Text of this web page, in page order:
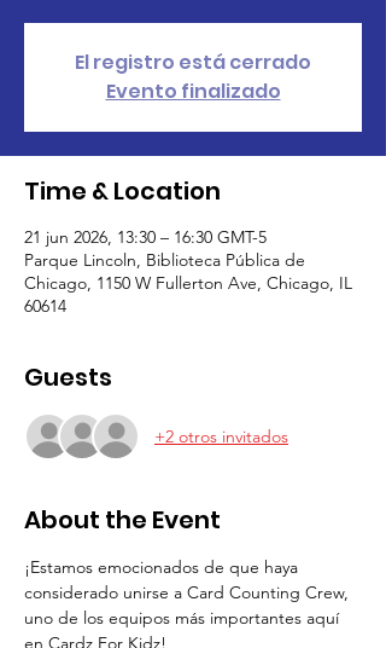
El registro está cerrado
Evento finalizado
Time & Location
21 jun 2026, 13:30 – 16:30 GMT-5
Parque Lincoln, Biblioteca Pública de
Chicago, 1150 W Fullerton Ave, Chicago, IL
60614
Guests
+2 otros invitados
About the Event
¡Estamos emocionados de que haya
considerado unirse a Card Counting Crew,
uno de los equipos más importantes aquí
en Cardz For Kidz!